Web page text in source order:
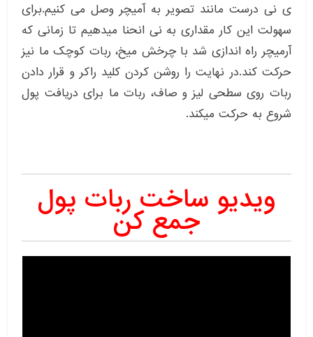
ی نی درست مانند تصویر به آمیچر وصل می کنیم.برای
سهولت این کار مقداری به نی انحنا میدهیم تا زمانی که
آرمیچر راه اندازی شد با چرخش میخ، ربات کوچک ما نیز
حرکت کند.در نهایت را روشن کردن کلید راکر و قرار دادن
ربات روی سطحی لیز و صاف، ربات ما برای دریافت پول
شروع به حرکت میکند.
ویدیو ساخت ربات پول
جمع کن